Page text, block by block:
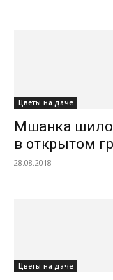
Цветы на даче
Мшанка
в открытом
28.08.2018
Цветы на даче